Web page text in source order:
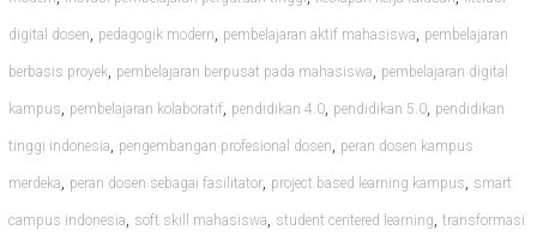
digital dosen, pedagogik modern, pembelajaran aktif mahasiswa, pembelajaran
berbasis proyek, pembelajaran berpusat pada mahasiswa, pembelajaran digital
kampus, pembelajaran kolaboratif, pendidikan 4.0, pendidikan 5.0, pendidikan
tinggi indonesia, pengembangan profesional dosen, peran dosen kampus
merdeka, peran dosen sebagai fasilitator, project based learning kampus, smart
campus indonesia, soft skill mahasiswa, student centered learning, transformasi